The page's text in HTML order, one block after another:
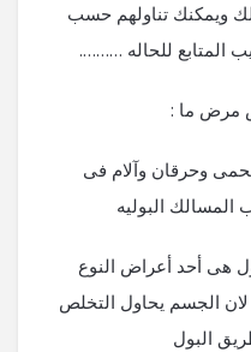
ويمكنك تناولهم حسب
المتابع للحاله ……….
مرض ما :
وحرقان وآلام فى
المسالك البوليه
هى أحد أعراض النوع
الجسم يحاول التخلص
البول